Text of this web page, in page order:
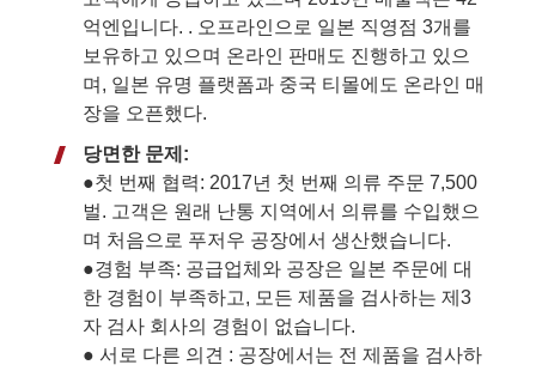
억엔입니다. . 오프라인으로 일본 직영점 3개를
보유하고 있으며 온라인 판매도 진행하고 있으
며, 일본 유명 플랫폼과 중국 티몰에도 온라인 매
장을 오픈했다.
당면한 문제:
●첫 번째 협력: 2017년 첫 번째 의류 주문 7,500
벌. 고객은 원래 난통 지역에서 의류를 수입했으
며 처음으로 푸저우 공장에서 생산했습니다.
●경험 부족: 공급업체와 공장은 일본 주문에 대
한 경험이 부족하고, 모든 제품을 검사하는 제3
자 검사 회사의 경험이 없습니다.
● 서로 다른 의견 : 공장에서는 전 제품을 검사하